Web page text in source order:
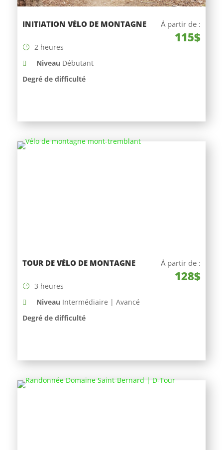
INITIATION VÉLO DE MONTAGNE À partir de :
115$
2 heures
Niveau Débutant
Degré de difficulté
TOUR DE VÉLO DE MONTAGNE À partir de :
128$
3 heures
Niveau Intermédiaire | Avancé
Degré de difficulté